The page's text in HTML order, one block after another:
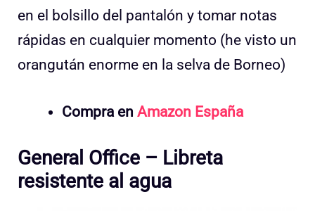
en el bolsillo del pantalón y tomar notas
rápidas en cualquier momento (he visto un
orangután enorme en la selva de Borneo)
Compra en Amazon España
General Office – Libreta
resistente al agua